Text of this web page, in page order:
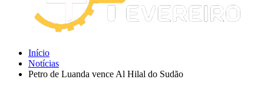
Início
Notícias
Petro de Luanda vence Al Hilal do Sudão